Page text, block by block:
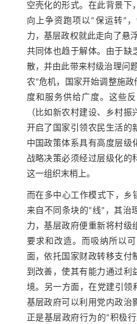
空壳化的形式。在此背景下
向上争资跑项以“保运转”
力，基层政权就此走向了悬
共同体也趋于解体。由于缺
散，并由此带来村级治理问
农”危机，国家开始调整施
度和服务供给广度。这些
（比如新农村建设、乡村
开启了国家引领农民生活的
中国政策体系具有高度层级
战略决策必须经过层级化的
这一组织末梢上。
而在多中心工作模式下，乡
来自不同条块的“线”，其治
力，基层政府便重新将村级
要求和改造。而吸纳所以
面，依托国家财政转移支付
到改善，使其有能力通过利
境。另一方面，在党建引领
基层政府可以利用党内政治
正是基层政府行为的“积极